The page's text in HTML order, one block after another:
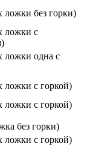
ложки без горки)
ложки с
ложки одна с
ложки с горкой)
ложки с горкой)
без горки)
ложки с горкой)